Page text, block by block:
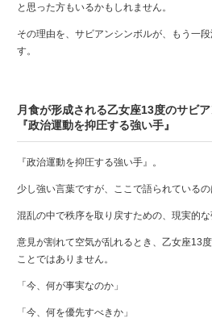
と思った方もいるかもしれません。
その理由を、サビアンシンボルが、もう一
す。
月食が形成される乙女座13度のサビ
『政治運動を抑圧する強い手』
『政治運動を抑圧する強い手』。
少し強い言葉ですが、ここで語られているの
混乱の中で秩序を取り戻すための、現実的な
意見が割れて空気が乱れるとき、乙女座13
ことではありません。
「今、何が事実なのか」
「今、何を優先すべきか」